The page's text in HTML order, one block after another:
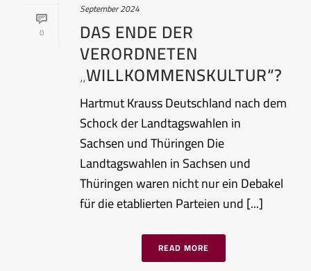
0
September 2024
DAS ENDE DER
VERORDNETEN
„WILLKOMMENSKULTUR“?
Hartmut Krauss Deutschland nach dem
Schock der Landtagswahlen in
Sachsen und Thüringen Die
Landtagswahlen in Sachsen und
Thüringen waren nicht nur ein Debakel
für die etablierten Parteien und [...]
READ MORE